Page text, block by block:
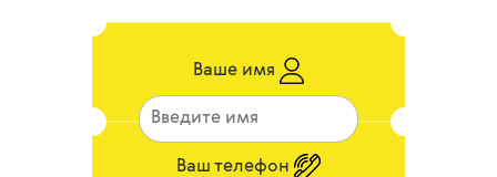
Ваше имя
Ваш телефон